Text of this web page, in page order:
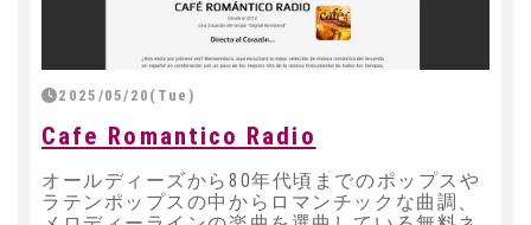
2025/05/20(Tue)
Cafe Romantico Radio
オールディーズから80年代頃までのポップスや
ラテンポップスの中からロマンチックな曲調、